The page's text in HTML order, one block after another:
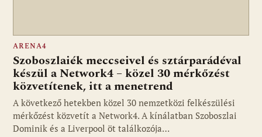
ARENA4
Szoboszlaiék meccseivel és sztárparádéval
készül a Network4 – közel 30 mérkőzést
közvetítenek, itt a menetrend
A következő hetekben közel 30 nemzetközi felkészülési
mérkőzést közvetít a Network4. A kínálatban Szoboszlai
Dominik és a Liverpool öt találkozója…